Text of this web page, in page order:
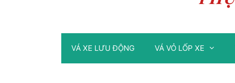
VÁ XE LƯU ĐỘNG VÁ VỎ LỐP XE